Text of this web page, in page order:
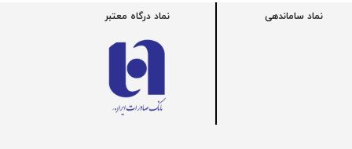
نماد ساماندهی نماد درگاه معتبر